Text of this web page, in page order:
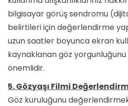
bilgisayar görüş sendromu
belirtileri için değerlendirme
uzun saatler boyunca ekran
kaynaklanan göz
önemlidir.
5. Gözyaşı Filmi
Göz kuruluğunu